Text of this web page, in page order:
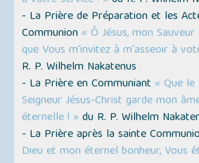
- La Prière de Préparation et les
Communion « Ô Jésus, mon
que Vous m'invitez à m'asseoir à
R. P. Wilhelm Nakatenus
- La Prière en Communiant « Que
Seigneur Jésus-Christ garde mon
éternelle ! » du R. P. Wilhelm
- La Prière après la sainte
Dieu et mon éternel bonheur, Vous